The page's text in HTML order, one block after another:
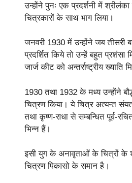
उन्होंने पुनः एक प्रदर्शनी में
चित्रकारों के साथ भाग लिया।
जनवरी 1930 में उन्होंने जब तीसरी
प्रदर्शित किये तो उन्हें बहुत प्रशंसा
जार्ज कीट को अन्तर्राष्ट्रीय ख्याति
1930 तथा 1932 के मध्य उन्होंने
चित्रण किया। ये चित्र अत्यन्त
तथा कृष्ण-राधा से सम्बन्धित पूर्व-
भिन्न हैं।
इसी युग के अनावृताओं के चित्रों के
चित्रण पिकासो के समान है।